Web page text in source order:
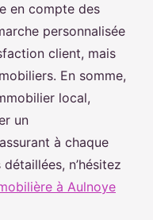
en compte des
personnalisée
client, mais
En somme,
local,
un
à chaque
n’hésitez
à Aulnoye